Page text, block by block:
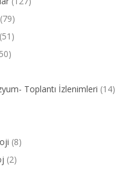
(79)
(51)
Toplantı İzlenimleri (14)
(8)
(2)